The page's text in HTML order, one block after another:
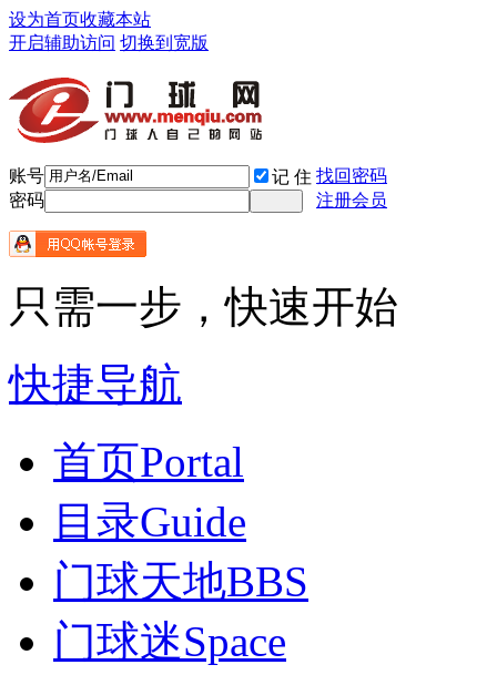
设为首页收藏本站
开启辅助访问 切换到宽版
账号 记 住 找回密码
密码
注册会员
只需一步，快速开始
快捷导航
首页Portal
目录Guide
门球天地BBS
门球迷Space